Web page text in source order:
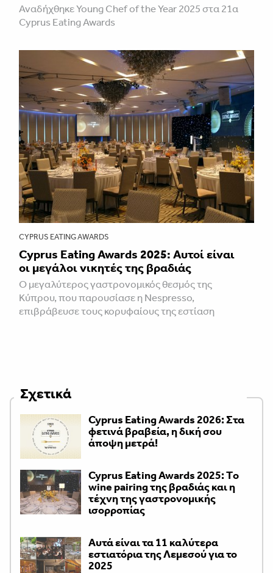
Αναδήχθηκε Young Chef of the Year 2025 στα 21α
Cyprus Eating Awards
CYPRUS EATING AWARDS
Cyprus Eating Awards 2025: Aυτοί είναι
οι μεγάλοι νικητές της βραδιάς
Ο μεγαλύτερος γαστρονομικός θεσμός της
Κύπρου, που παρουσίασε η Nespresso,
επιβράβευσε τους κορυφαίους της εστίαση
Σχετικά
Cyprus Eating Awards 2026: Στα
φετινά βραβεία, η δική σου
άποψη μετρά!
Cyprus Eating Awards 2025: Τo
wine pairing της βραδιάς και η
τέχνη της γαστρονομικής
ισορροπίας
Αυτά είναι τα 11 καλύτερα
εστιατόρια της Λεμεσού για το
2025